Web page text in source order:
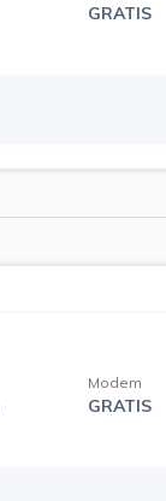
GRATIS
Modem
GRATIS